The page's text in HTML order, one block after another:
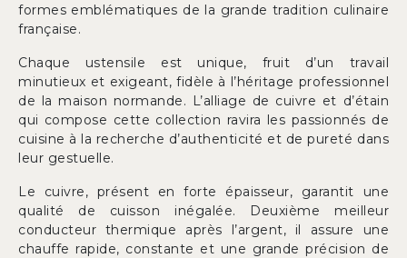
formes emblématiques de la grande tradition culinaire
française.
Chaque ustensile est unique, fruit d’un travail
minutieux et exigeant, fidèle à l’héritage professionnel
de la maison normande. L’alliage de cuivre et d’étain
qui compose cette collection ravira les passionnés de
cuisine à la recherche d’authenticité et de pureté dans
leur gestuelle.
Le cuivre, présent en forte épaisseur, garantit une
qualité de cuisson inégalée. Deuxième meilleur
conducteur thermique après l’argent, il assure une
chauffe rapide, constante et une grande précision de